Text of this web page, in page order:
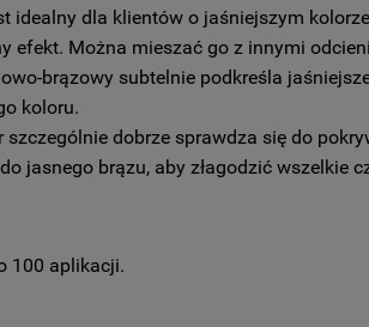
idealny dla klientów o jaśniejszym
efekt. Można mieszać go z innymi
brązowy subtelnie podkreśla
koloru.
szczególnie dobrze sprawdza się do
jasnego brązu, aby złagodzić wszelkie
100 aplikacji.